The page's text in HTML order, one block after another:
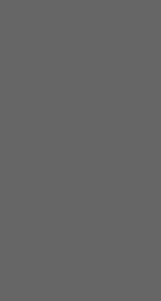
Park
Poznań